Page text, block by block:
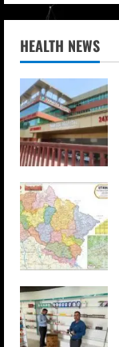
HEALTH NEWS